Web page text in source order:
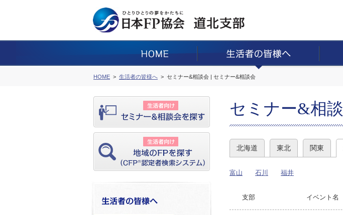
HOME 生活者の皆様へ セミナー&相談会 | セミナー&相談会
セミナー&相
北海道 東北 関東
富山 石川 福井
支部 イベント名